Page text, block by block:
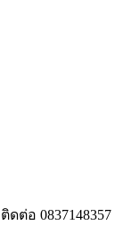
ต่อ 0837148357